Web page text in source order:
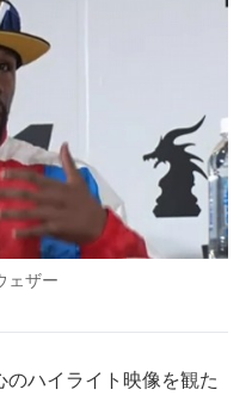
ェザー
ハイライト映像を観た